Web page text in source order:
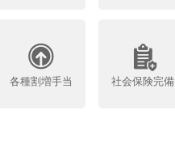
各種割増手当 社会保険完備